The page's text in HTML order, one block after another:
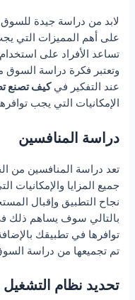
لابد من دراسة جيدة للسوق
على أهم المميزات التي
تساعد الأفراد على
عند التفكير فيكيف تصنع
الإمكانيات التي يجب
دراسة المنافسين
تعد دراسة المنافسين من
جميع المزايا والإمكانيات
نجاح التطبيق وإقبال
توافرها في تطبيقك
تم تجميعها من دراسة
تحديد نظام التشغيل